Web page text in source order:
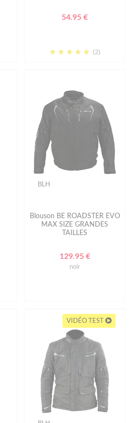
54.95 €
(2)
BLH
Blouson BE ROADSTER EVO
MAX SIZE GRANDES
TAILLES
129.95 €
noir
VIDÉO TEST